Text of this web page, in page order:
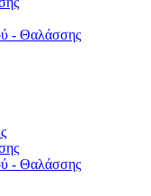
- Θαλάσσης
- Θαλάσσης